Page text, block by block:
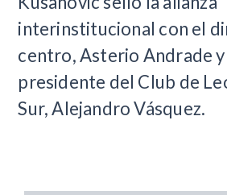
interinstitucional con el
centro, Asterio Andrade y
presidente del Club de
Sur, Alejandro Vásquez.